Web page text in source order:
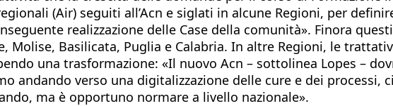
(Air) seguiti all’Acn e siglati in alcune Regioni, per
realizzazione delle Case della comunità». Finora
Molise, Basilicata, Puglia e Calabria. In altre Regioni, le
una trasformazione: «Il nuovo Acn – sottolinea Lopes –
andando verso una digitalizzazione delle cure e dei processi,
ma è opportuno normare a livello nazionale».